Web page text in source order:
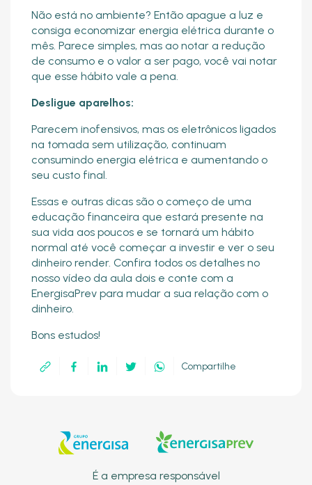
Não está no ambiente? Então apague a luz e
consiga economizar energia elétrica durante o
mês. Parece simples, mas ao notar a redução
de consumo e o valor a ser pago, você vai notar
que esse hábito vale a pena.
Desligue aparelhos:
Parecem inofensivos, mas os eletrônicos ligados
na tomada sem utilização, continuam
consumindo energia elétrica e aumentando o
seu custo final.
Essas e outras dicas são o começo de uma
educação financeira que estará presente na
sua vida aos poucos e se tornará um hábito
normal até você começar a investir e ver o seu
dinheiro render. Confira todos os detalhes no
nosso vídeo da aula dois e conte com a
EnergisaPrev para mudar a sua relação com o
dinheiro.
Bons estudos!
Compartilhe
É a empresa responsável